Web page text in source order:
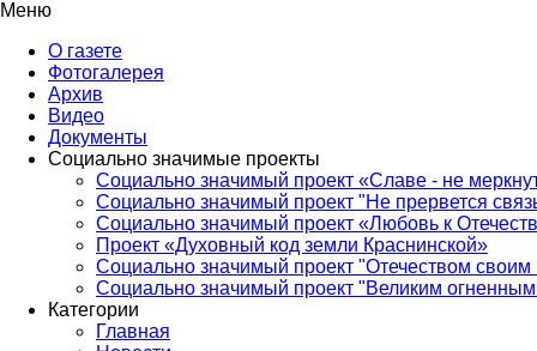
Меню
О газете
Фотогалерея
Архив
Видео
Документы
Социально значимые проекты
Социально значимый проект «Славе - не
Социально значимый проект "Не прервется
Социально значимый проект «Любовь к
Проект «Духовный код земли Краснинской»
Социально значимый проект "Отечеством своим
Социально значимый проект "Великим
Категории
Главная